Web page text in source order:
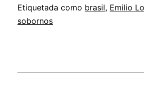
Etiquetada como brasil, Emilio
sobornos